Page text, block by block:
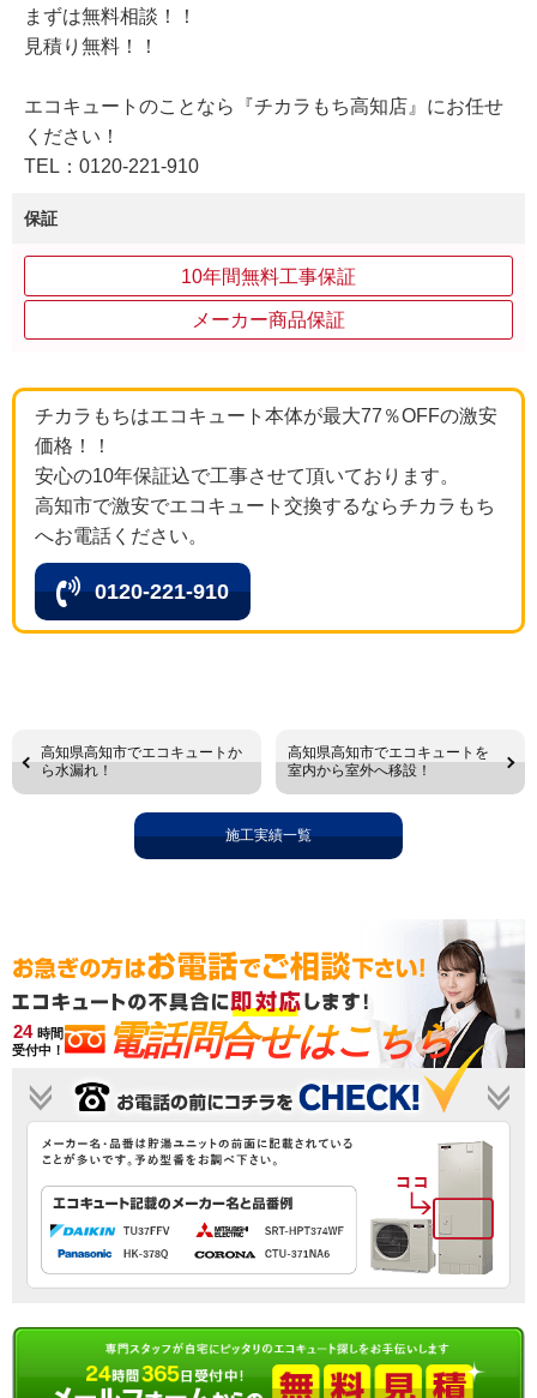
まずは無料相談！！
見積り無料！！
エコキュートのことなら『チカラもち高知店』にお任せ
ください！
TEL：0120-221-910
保証
10年間無料工事保証
メーカー商品保証
チカラもちはエコキュート本体が最大77％OFFの激安
価格！！
安心の10年保証込で工事させて頂いております。
高知市で激安でエコキュート交換するならチカラもち
へお電話ください。
0120-221-910
高知県高知市でエコキュートか
ら水漏れ！
高知県高知市でエコキュートを
室内から室外へ移設！
施工実績一覧
24 時間
受付中！
電話問合せはこちら